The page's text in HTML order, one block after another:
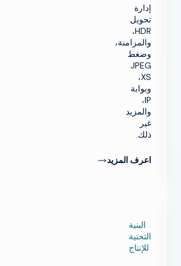
إدارة
تحويل
HDR،
والمزامنة،
وضغط
JPEG
XS،
وبوابة
IP،
والمزيد
غير
ذلك.
اعرف المزيد
البنية
التحتية
للإنتاج